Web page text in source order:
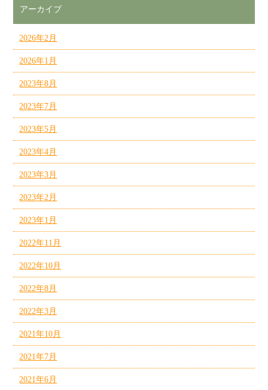
アーカイブ
2026年2月
2026年1月
2023年8月
2023年7月
2023年5月
2023年4月
2023年3月
2023年2月
2023年1月
2022年11月
2022年10月
2022年8月
2022年3月
2021年10月
2021年7月
2021年6月